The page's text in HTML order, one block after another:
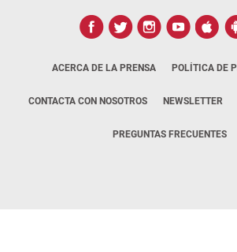
ACERCA DE LA PRENSA POLÍTICA DE
CONTACTA CON NOSOTROS NEWSLETTER
PREGUNTAS FRECUENTES